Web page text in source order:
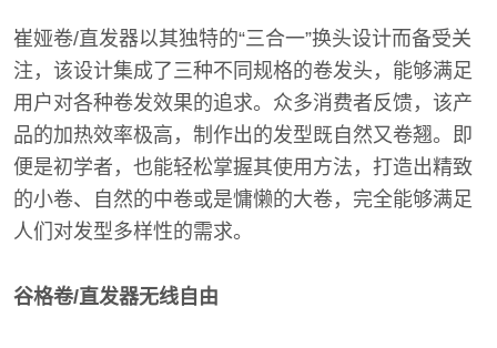
崔娅卷/直发器以其独特的“三合一”换头设计而备受关
注，该设计集成了三种不同规格的卷发头，能够满足
用户对各种卷发效果的追求。众多消费者反馈，该产
品的加热效率极高，制作出的发型既自然又卷翘。即
便是初学者，也能轻松掌握其使用方法，打造出精致
的小卷、自然的中卷或是慵懒的大卷，完全能够满足
人们对发型多样性的需求。
谷格卷/直发器无线自由